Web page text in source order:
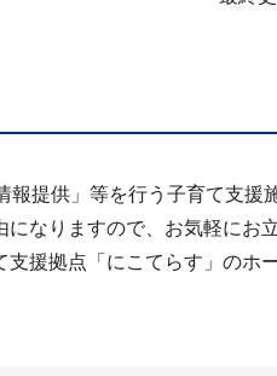
提供」等を行う子育て支援
なりますので、お気軽にお
援拠点「にこてらす」のホ